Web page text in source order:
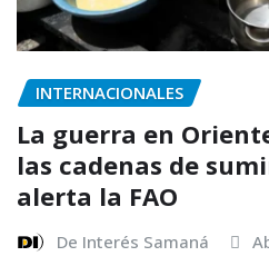
INTERNACIONALES
La guerra en
las cadenas de
alerta la FAO
De Interés Samaná